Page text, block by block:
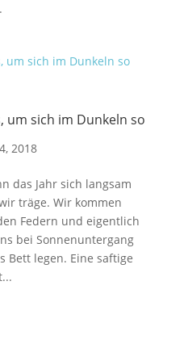
um sich im Dunkeln so
2018
das Jahr sich langsam
träge. Wir kommen
Federn und eigentlich
bei Sonnenuntergang
Bett legen. Eine saftige